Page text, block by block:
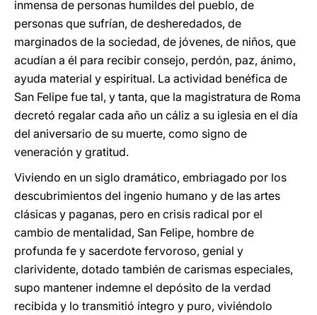
inmensa de personas humildes del pueblo, de
personas que sufrían, de desheredados, de
marginados de la sociedad, de jóvenes, de niños, que
acudían a él para recibir consejo, perdón, paz, ánimo,
ayuda material y espiritual. La actividad benéfica de
San Felipe fue tal, y tanta, que la magistratura de Roma
decretó regalar cada año un cáliz a su iglesia en el día
del aniversario de su muerte, como signo de
veneración y gratitud.
Viviendo en un siglo dramático, embriagado por los
descubrimientos del ingenio humano y de las artes
clásicas y paganas, pero en crisis radical por el
cambio de mentalidad, San Felipe, hombre de
profunda fe y sacerdote fervoroso, genial y
clarividente, dotado también de carismas especiales,
supo mantener indemne el depósito de la verdad
recibida y lo transmitió íntegro y puro, viviéndolo